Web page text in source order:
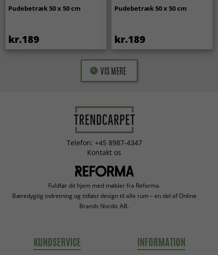
Pudebetræk 50 x 50 cm
kr.189
Pudebetræk 50 x 50 cm
kr.189
VIS MERE
Telefon: +45 8987-4347
Kontakt os
Fuldfør dit hjem med møbler fra Reforma.
Bæredygtig indretning og tidløst design til alle rum – en del af Online
Brands Nordic AB.
KUNDSERVICE INFORMATION